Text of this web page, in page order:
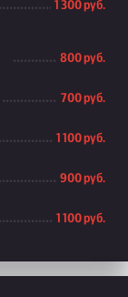
1 300 руб.
800 руб.
700 руб.
1 100 руб.
900 руб.
1 100 руб.